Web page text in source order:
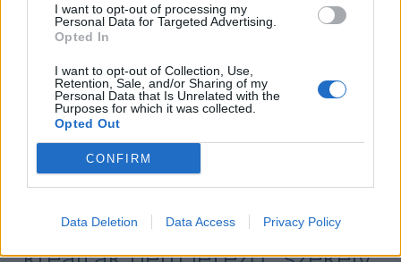
I want to opt-out of processing my
Personal Data for Targeted Advertising.
Opted In
I want to opt-out of Collection, Use,
Retention, Sale, and/or Sharing of my
Personal Data that Is Unrelated with the
Purposes for which it was collected.
Opted Out
CONFIRM
Data Deletion Data Access Privacy Policy
Hiszen azok alig titkoltan működnek, és a
közösségi oldalakon gyakorlatilag
zavartalanul terjeszthették nézeteiket és
éltethették Georgescuval együtt a
tömeggyilkos Vasgárdát és annak vezéreit.
Adja magát a párhuzam:
a román állami szervek úgy